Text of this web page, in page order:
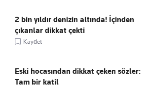
2 bin yıldır denizin altında! İçinden
çıkanlar dikkat çekti
Kaydet
Eski hocasından dikkat çeken sözler:
Tam bir katil